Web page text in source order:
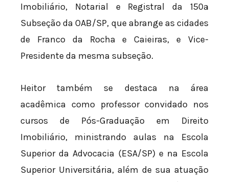
Imobiliário, Notarial e Registral da 150ª
Subseção da OAB/SP, que abrange as cidades
de Franco da Rocha e Caieiras, e Vice-
Presidente da mesma subseção.
Heitor também se destaca na área
acadêmica como professor convidado nos
cursos de Pós-Graduação em Direito
Imobiliário, ministrando aulas na Escola
Superior da Advocacia (ESA/SP) e na Escola
Superior Universitária, além de sua atuação